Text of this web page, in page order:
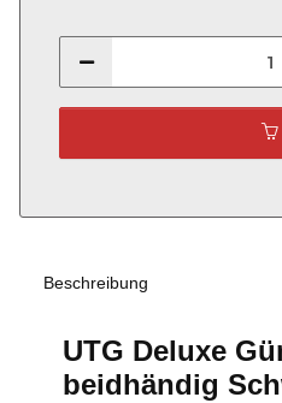
Beschreibung
UTG Deluxe
beidhändig